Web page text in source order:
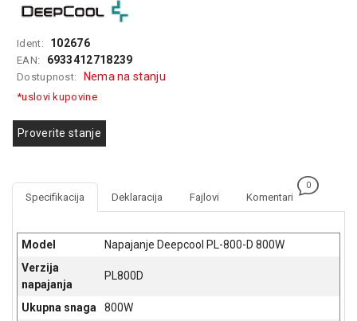
PERIFERIJE
GAMING
EELEKTRO
ZAŠTITA
SOLARNI
SISTEMI
OPREMA
SKENERI I
FOTOAPARATI
I KAMERE
Ident: 102676
EAN: 6933412718239
Dostupnost: Nema na stanju
*uslovi kupovine
Proverite stanje
Specifikacija Deklaracija Fajlovi Komentari
0
Model
Napajanje Deepcool PL-800-D 800W
Verzija
napajanja
PL800D
Ukupna snaga
800W